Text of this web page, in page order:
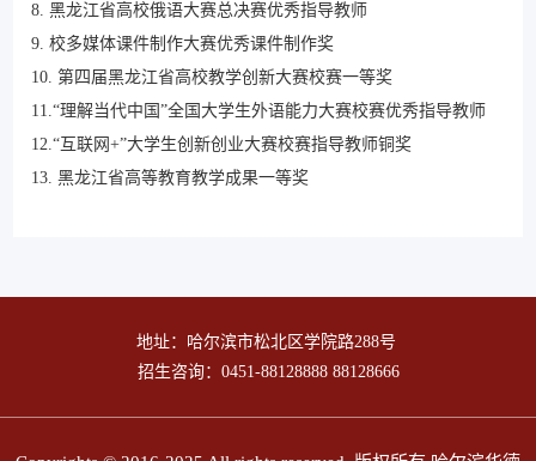
8. 黑龙江省高校俄语大赛总决赛优秀指导教师
9. 校多媒体课件制作大赛优秀课件制作奖
10. 第四届黑龙江省高校教学创新大赛校赛一等奖
11.“理解当代中国”全国大学生外语能力大赛校赛优秀指导教师
12.“互联网+”大学生创新创业大赛校赛指导教师铜奖
13. 黑龙江省高等教育教学成果一等奖
地址：哈尔滨市松北区学院路288号
招生咨询：0451-88128888 88128666